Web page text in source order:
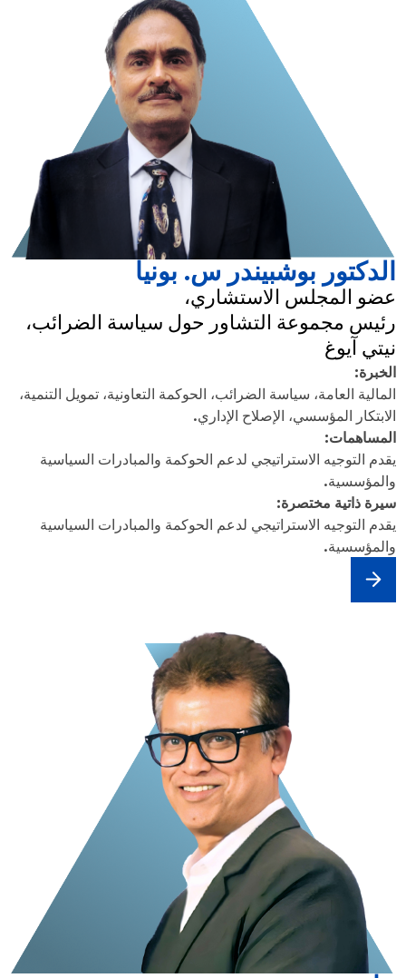
الدكتور بوشبيندر س. بونيا
عضو المجلس الاستشاري،
رئيس مجموعة التشاور حول سياسة الضرائب،
نيتي آيوغ
الخبرة:
المالية العامة، سياسة الضرائب، الحوكمة التعاونية، تمويل التنمية،
الابتكار المؤسسي، الإصلاح الإداري.
المساهمات:
يقدم التوجيه الاستراتيجي لدعم الحوكمة والمبادرات السياسية
والمؤسسية.
سيرة ذاتية مختصرة:
يقدم التوجيه الاستراتيجي لدعم الحوكمة والمبادرات السياسية
والمؤسسية.